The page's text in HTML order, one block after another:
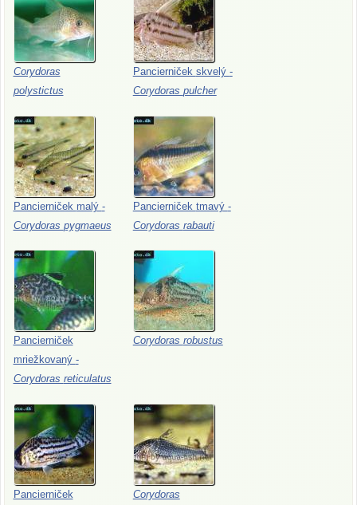
Corydoras
polystictus
Pancierniček skvelý -
Corydoras pulcher
Pancierniček malý -
Corydoras pygmaeus
Pancierniček tmavý -
Corydoras rabauti
Pancierniček
mriežkovaný -
Corydoras reticulatus
Corydoras robustus
Pancierniček
Corydoras